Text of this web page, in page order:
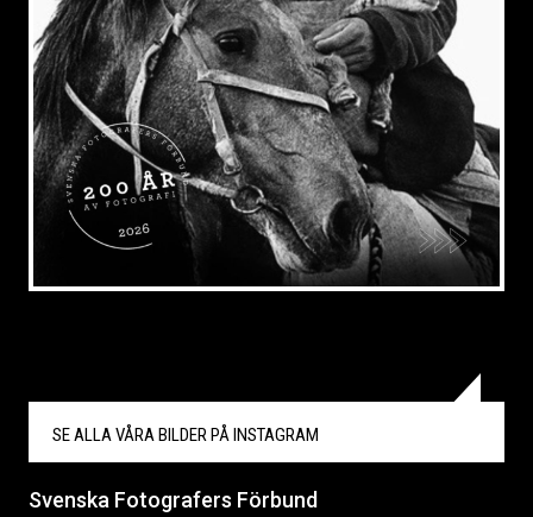
SE ALLA VÅRA BILDER PÅINSTAGRAM
Svenska Fotografers Förbund